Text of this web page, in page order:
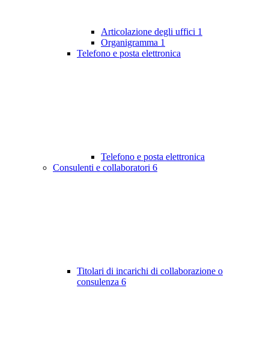
Articolazione degli uffici 1
Organigramma 1
Telefono e posta elettronica
Telefono e posta elettronica
Consulenti e collaboratori 6
Titolari di incarichi di collaborazione o
consulenza 6